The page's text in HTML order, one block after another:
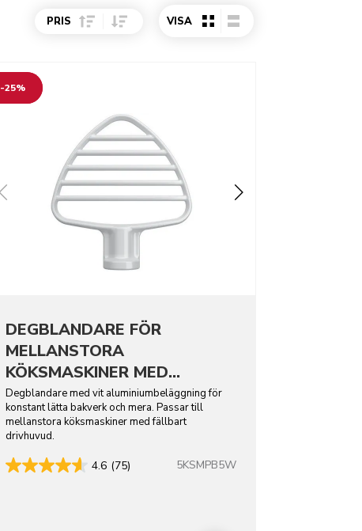
PRIS Sort Price ascending
Sort Price descending
VISA
-25%
DEGBLANDARE FÖR
MELLANSTORA
KÖKSMASKINER MED
FÄLLBART DRIVHUVUD
Degblandare med vit aluminiumbeläggning för
konstant lätta bakverk och mera. Passar till
mellanstora köksmaskiner med fällbart
drivhuvud.
4.6 (75) 5KSMPB5W